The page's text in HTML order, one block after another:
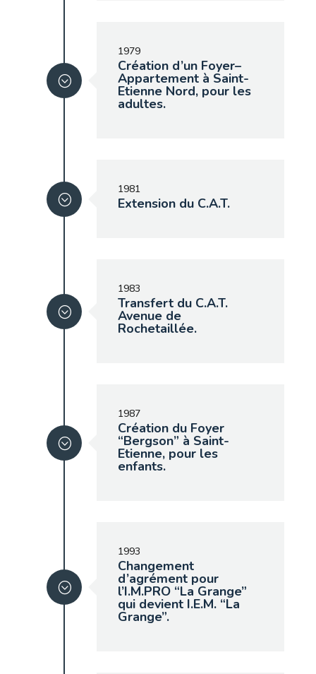
1979
Création d’un Foyer–
Appartement à Saint-
Etienne Nord, pour les
adultes.
1981
Extension du C.A.T.
1983
Transfert du C.A.T.
Avenue de
Rochetaillée.
1987
Création du Foyer
“Bergson” à Saint-
Etienne, pour les
enfants.
1993
Changement
d’agrément pour
l’I.M.PRO “La Grange”
qui devient I.E.M. “La
Grange”.